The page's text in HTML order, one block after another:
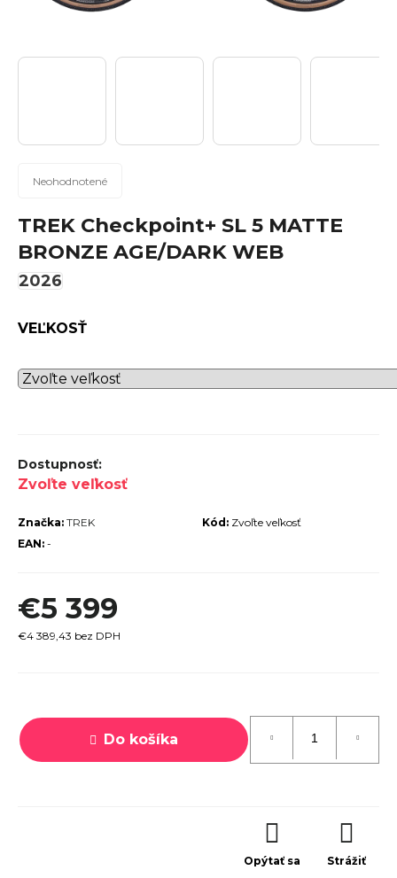
Priemerné
produktu
je
0,0
z
hviezdičiek.
Neohodnotené
TREK Checkpoint+ SL 5 MATTE
BRONZE AGE/DARK WEB
2026
VEĽKOSŤ
Zvoľte veľkosť
Kód: Zvoľte veľkosť
Značka: TREK
EAN: -
€5 399
€4 389,43 bez DPH
cena:
Do košíka
Opýtať sa Strážiť
?
Hľadať
O
p
o
č
a
m
e
2025
€600